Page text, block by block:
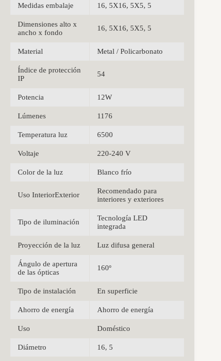
Medidas embalaje 16, 5X16, 5X5, 5
Dimensiones alto x
ancho x fondo
16, 5X16, 5X5, 5
Material Metal / Policarbonato
Índice de protección
IP
54
Potencia 12W
Lúmenes 1176
Temperatura luz 6500
Voltaje 220-240 V
Color de la luz Blanco frío
Uso InteriorExterior
Recomendado para
interiores y exteriores
Tipo de iluminación
Tecnología LED
integrada
Proyección de la luz Luz difusa general
Ángulo de apertura
de las ópticas
160º
Tipo de instalación En superficie
Ahorro de energía Ahorro de energía
Uso Doméstico
Diámetro 16, 5